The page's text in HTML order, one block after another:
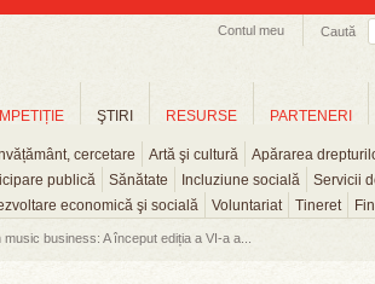
Caută
Contul meu
ŞTIRI
cercetare Artă şi cultură
Apărarea
publică
Sănătate Incluziune socială Servicii
economică şi socială
Voluntariat Tineret
RESURSE PARTENERI
business: A început ediția a VI-a a...